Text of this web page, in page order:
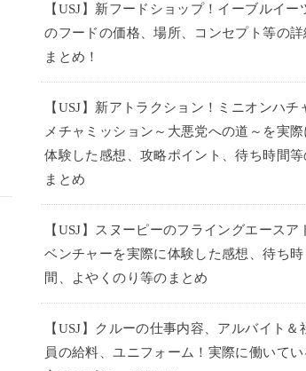
【USJ】新フードショップ！イーブルイー
のフードの価格、場所、コンセプト等の詳
まとめ！
【USJ】新アトラクション！ミニオンハチ
メチャミッション～大悪党への道～を実際
体験した感想、攻略ポイント、待ち時間等
まとめ
【USJ】スヌーピーのフライングエースア
ベンチャーを実際に体験した感想、待ち時
間、よやくのり等のまとめ
【USJ】クルーの仕事内容、アルバイト＆
員の給料、ユニフォーム！実際に働いてい